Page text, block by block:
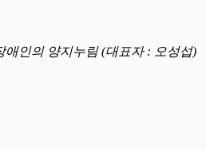
애인의 양지누림 (대표자 : 오성섭)